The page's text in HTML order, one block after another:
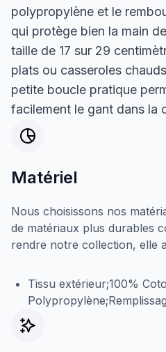
polypropylène et le
qui protège bien la main
taille de 17 sur 29
plats ou casseroles
petite boucle pratique
facilement le gant dans la
Matériel
Nous choisissons nos
de matériaux plus durables
rendre notre collection, elle
Tissu extérieur;100%